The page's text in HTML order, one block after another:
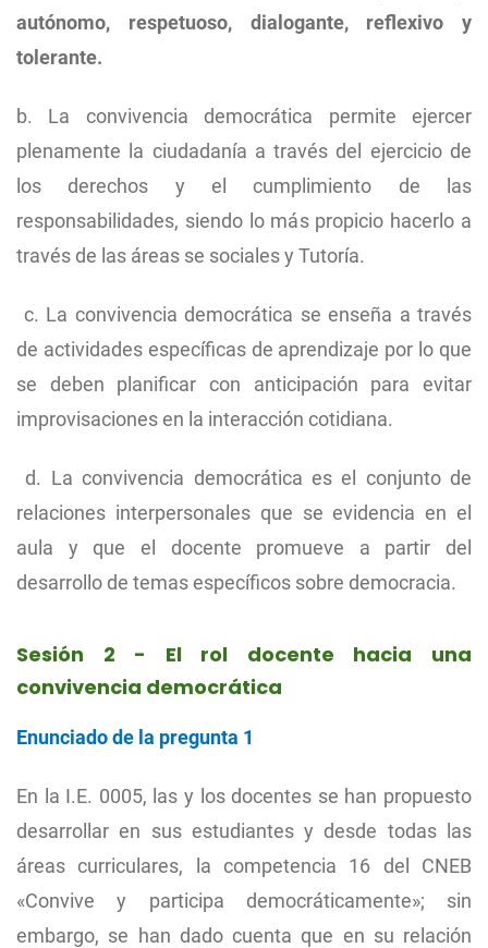
autónomo, respetuoso, dialogante, reflexivo y
tolerante.
b. La convivencia democrática permite ejercer
plenamente la ciudadanía a través del ejercicio de
los derechos y el cumplimiento de las
responsabilidades, siendo lo más propicio hacerlo a
través de las áreas se sociales y Tutoría.
c. La convivencia democrática se enseña a través
de actividades específicas de aprendizaje por lo que
se deben planificar con anticipación para evitar
improvisaciones en la interacción cotidiana.
d. La convivencia democrática es el conjunto de
relaciones interpersonales que se evidencia en el
aula y que el docente promueve a partir del
desarrollo de temas específicos sobre democracia.
Sesión 2 - El rol docente hacia una
convivencia democrática
Enunciado de la pregunta 1
En la I.E. 0005, las y los docentes se han propuesto
desarrollar en sus estudiantes y desde todas las
áreas curriculares, la competencia 16 del CNEB
«Convive y participa democráticamente»; sin
embargo, se han dado cuenta que en su relación